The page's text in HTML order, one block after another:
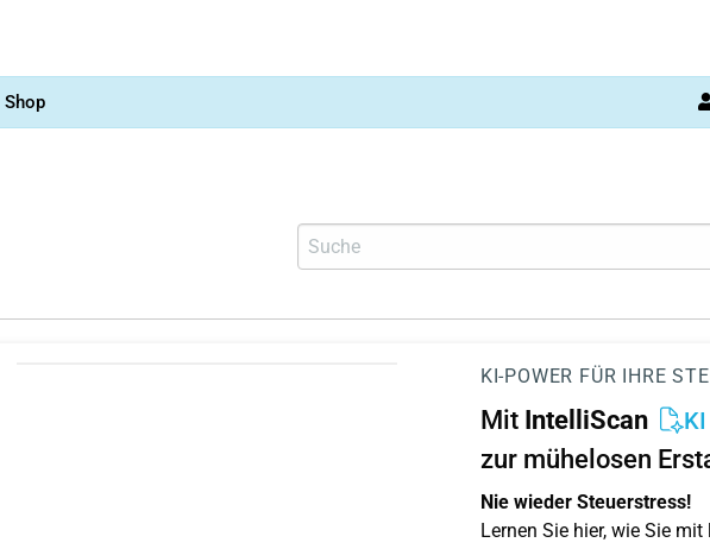
Shop
KI-POWER FÜR IHRE
Mit IntelliScan KI
zur mühelosen
Nie wieder Steuerstress!
Lernen Sie hier, wie Sie mit